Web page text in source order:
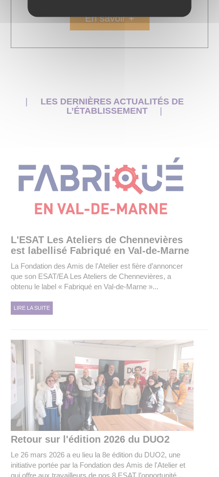
En savoir +
LES DERNIÈRES ACTUALITÉS DE
L’ÉTABLISSEMENT
L'ESAT Les Ateliers de Chennevières
est labellisé Fabriqué en Val-de-Marne
La Fondation des Amis de l'Atelier est fière d’annoncer
que son ESAT/EA Les Ateliers de Chennevières, a
obtenu le label « Fabriqué en Val-de-Marne »...
LIRE LA SUITE
Retour sur l'édition 2026 du DUO2
Le 26 mars 2026 a eu lieu la 8e édition du DUO2, une
initiative portée par la Fondation des Amis de l'Atelier et
qui offre aux travailleurs de nos 8 ESAT l’opportunité...